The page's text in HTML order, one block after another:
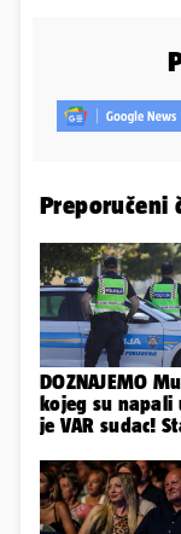
Preporučeni
DOZNAJEMO
kojeg su napali
je VAR sudac!